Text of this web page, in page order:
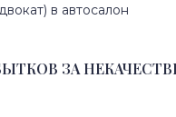
в автосалон
ЗА